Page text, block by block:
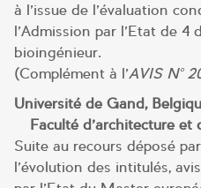
à l’issue de l’évaluation
l’Admission par l’Etat de
bioingénieur.
(Complément à l’AVIS N°
Université de Gand,
– Faculté d’architecture et
Suite au recours déposé
l’évolution des intitulés,